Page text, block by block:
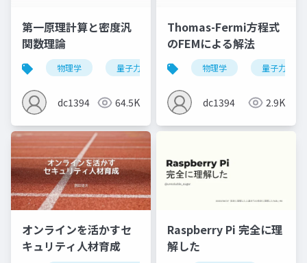
第一原理計算と密度汎
関数理論
物理学 量子力学 量子化学 量子化学計算
dc1394 64.5K
Thomas-Fermi方程式
のFEMによる解法
物理学 量子力学
dc1394 2.9K
オンラインを活かすセ
キュリティ人材育成
Raspberry Pi 完全に理
解した